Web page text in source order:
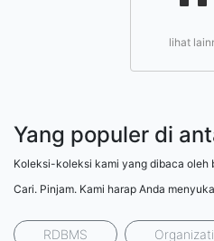
lihat
Yang populer di
Koleksi-koleksi kami yang dibaca oleh
Cari. Pinjam. Kami harap Anda
RDBMS